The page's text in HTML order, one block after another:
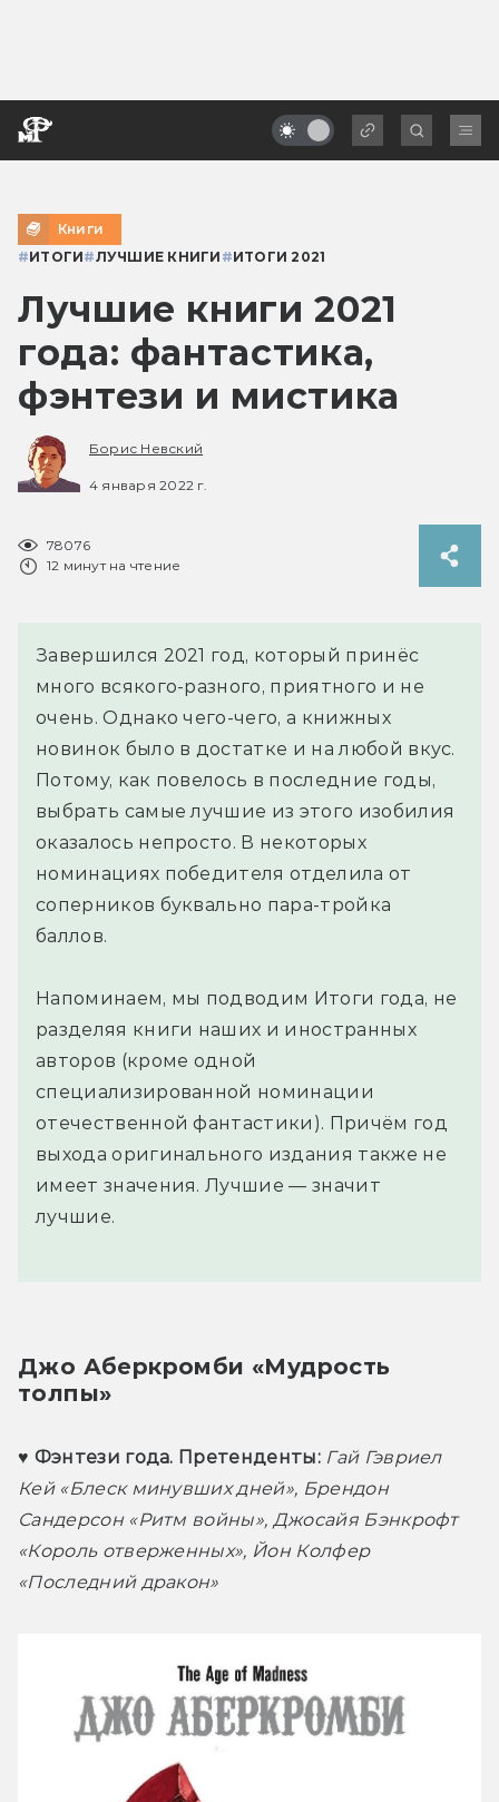
Книги
#ИТОГИ#ЛУЧШИЕ КНИГИ #ИТОГИ 2021
Лучшие книги 2021
года: фантастика,
фэнтези и мистика
Борис Невский
4 января 2022 г.
78076
12 минут на чтение
Завершился 2021 год, который принёс
много всякого-разного, приятного и не
очень. Однако чего-чего, а книжных
новинок было в достатке и на любой вкус.
Потому, как повелось в последние годы,
выбрать самые лучшие из этого изобилия
оказалось непросто. В некоторых
номинациях победителя отделила от
соперников буквально пара-тройка
баллов.
Напоминаем, мы подводим Итоги года, не
разделяя книги наших и иностранных
авторов (кроме одной
специализированной номинации
отечественной фантастики). Причём год
выхода оригинального издания также не
имеет значения. Лучшие — значит
лучшие.
Джо Аберкромби «Мудрость
толпы»
♥ Фэнтези года. Претенденты: Гай Гэвриел
Кей «Блеск минувших дней», Брендон
Сандерсон «Ритм войны», Джосайя Бэнкрофт
«Король отверженных», Йон Колфер
«Последний дракон»